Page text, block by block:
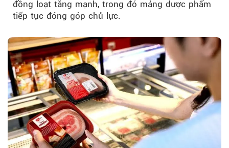
đồng loạt tăng mạnh, trong đó mảng dược phẩm
tiếp tục đóng góp chủ lực.